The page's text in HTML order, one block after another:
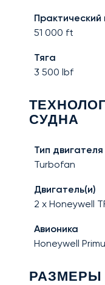
Практический
51 000 ft
Тяга
3 500 lbf
СУДНА
Тип двигателя
Turbofan
Двигатель(и)
2 x Honeywell
Авионика
Honeywell
РАЗМЕРЫ